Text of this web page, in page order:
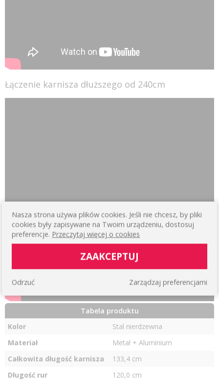
Łączenie karnisza dłuższego od 240cm
Tabela produktu
Kolor
Stal nierdzewna
Materiał
Metal + Aluminium
Całkowita długość karnisza
133,4 cm
Długość rur
120,0 cm
Nasza strona używa plików cookies. Jeśli nie chcesz, by pliki
cookies były zapisywane na Twoim urządzeniu, dostosuj
preferencje. Przeczytaj więcej o cookies
ZAAKCEPTUJ
Zarządzaj preferencjami
Odrzuć